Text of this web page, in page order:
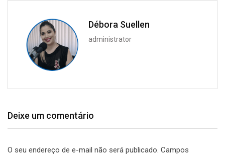
Débora Suellen
administrator
Deixe um comentário
O seu endereço de e-mail não será publicado. Campos